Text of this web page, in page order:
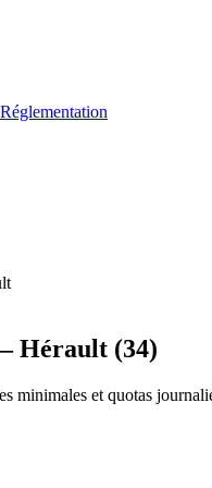
Réglementation
Hérault (34)
minimales et quotas